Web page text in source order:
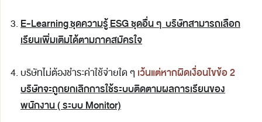
E-Learning ชุดความรู้ ESG ชุดอื่น ๆ บริษัทสามารถเลือก
เรียนเพิ่มเติมได้ตามภาคสมัครใจ
บริษัทไม่ต้องชำระค่าใช้จ่ายใด ๆ เว้นแต่หากผิดเงื่อนไขข้อ 2
บริษัทจะถูกยกเลิกการใช้ระบบติดตามผลการเรียนของ
พนักงาน ( ระบบ Monitor)